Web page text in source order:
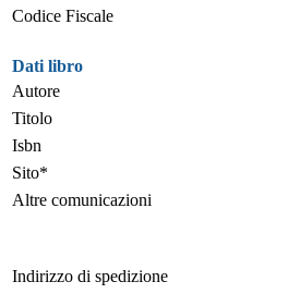
Codice Fiscale
Dati libro
Autore
Titolo
Isbn
Sito*
Altre comunicazioni
Indirizzo di spedizione